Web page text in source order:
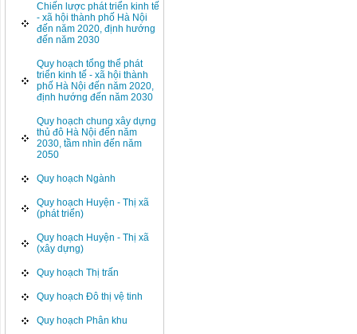
Chiến lược phát triển kinh tế
- xã hội thành phố Hà Nội
đến năm 2020, định hướng
đến năm 2030
Quy hoạch tổng thể phát
triển kinh tế - xã hội thành
phố Hà Nội đến năm 2020,
định hướng đến năm 2030
Quy hoạch chung xây dựng
thủ đô Hà Nội đến năm
2030, tầm nhìn đến năm
2050
Quy hoạch Ngành
Quy hoạch Huyện - Thị xã
(phát triển)
Quy hoạch Huyện - Thị xã
(xây dựng)
Quy hoạch Thị trấn
Quy hoạch Đô thị vệ tinh
Quy hoạch Phân khu